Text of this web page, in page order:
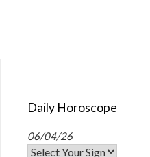
Daily Horoscope
06/04/26